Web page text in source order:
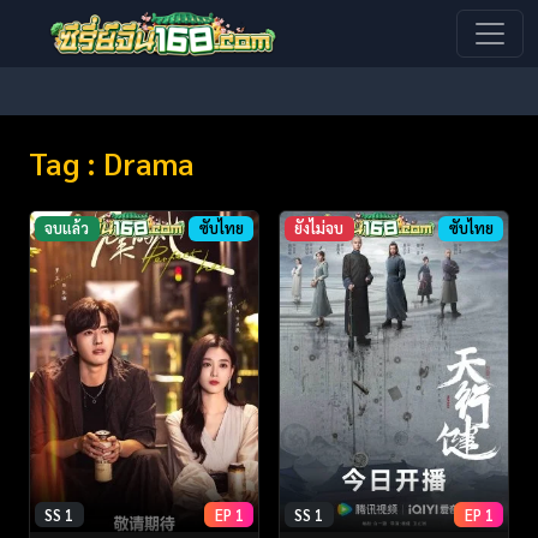
Tag : Drama
จบแล้ว ซับไทย
SS 1 EP 1
ยังไม่จบ ซับไทย
SS 1 EP 1